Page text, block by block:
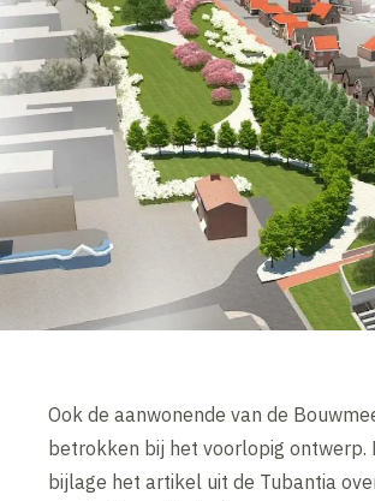
Ook de aanwonende van de
betrokken bij het voorlopig ontwerp.
bijlage het artikel uit de Tubantia